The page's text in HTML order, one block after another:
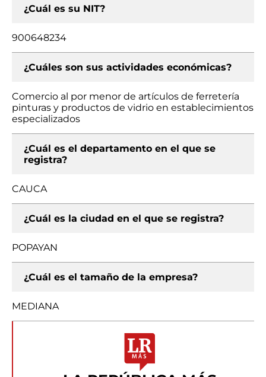
¿Cuál es su NIT?
900648234
¿Cuáles son sus actividades económicas?
Comercio al por menor de artículos de ferretería
pinturas y productos de vidrio en establecimientos
especializados
¿Cuál es el departamento en el que se
registra?
CAUCA
¿Cuál es la ciudad en el que se registra?
POPAYAN
¿Cuál es el tamaño de la empresa?
MEDIANA